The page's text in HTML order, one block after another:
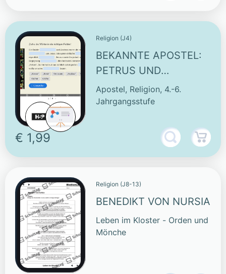
Religion (J4)
BEKANNTE APOSTEL:
PETRUS UND
ANDREAS -
INTERAKTIVE
Apostel, Religion, 4.-6.
Jahrgangsstufe
€ 1,99
Religion (J8-13)
BENEDIKT VON NURSIA
Leben im Kloster - Orden und
Mönche